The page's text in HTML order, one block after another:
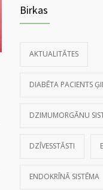
Birkas
AKTUALITĀTES
DIABĒTA PACIENTS
DZIMUMORGĀNU
DZĪVESSTĀSTI
ENDOKRĪNĀ SISTĒMA